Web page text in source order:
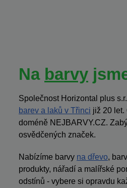
Na barvy
Společnost Horizontal plus
barev a laků v Třinci již 20 let.
doméně NEJBARVY.CZ.
osvědčených značek.
Nabízíme barvy na dřevo,
produkty, nářadí a malířské
odstínů - vybere si opravdu